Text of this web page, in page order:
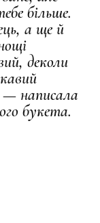
більше.
а ще й
деколи
написала
букета.